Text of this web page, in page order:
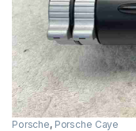
Porsche, Porsche Caye